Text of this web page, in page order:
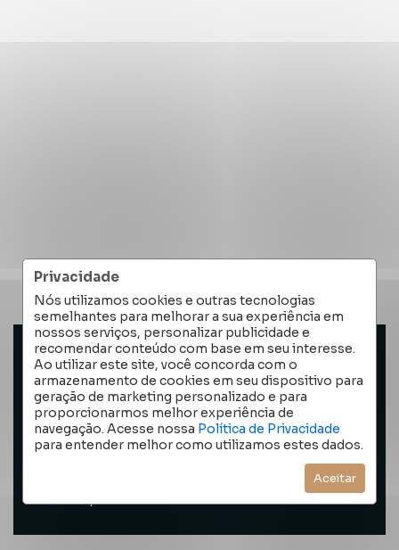
Privacidade
Nós utilizamos cookies e outras tecnologias
semelhantes para melhorar a sua experiência em
nossos serviços, personalizar publicidade e
recomendar conteúdo com base em seu interesse.
Ao utilizar este site, você concorda com o
armazenamento de cookies em seu dispositivo para
geração de marketing personalizado e para
proporcionarmos melhor experiência de
navegação. Acesse nossa Política de Privacidade
para entender melhor como utilizamos estes dados.
Aceitar
ENTRAR EM CONTATO
FAZER PROPOSTA
Favoritar